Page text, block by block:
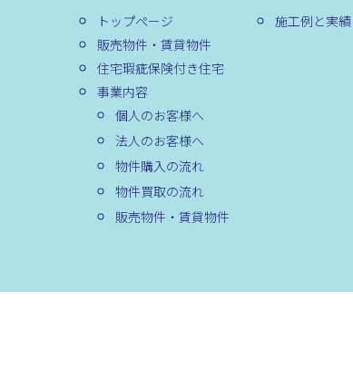
トップページ
販売物件・賃貸物件
住宅瑕疵保険付き住宅
事業内容
個人のお客様へ
法人のお客様へ
物件購入の流れ
物件買取の流れ
販売物件・賃貸物件
施工例と実績